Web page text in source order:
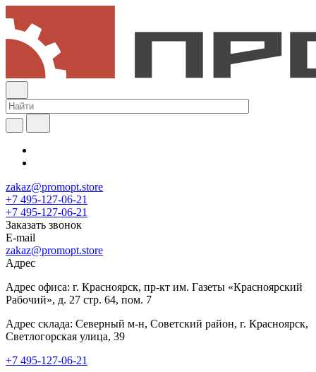
zakaz@promopt.store
+7 495-127-06-21
+7 495-127-06-21
Заказать звонок
E-mail
zakaz@promopt.store
Адрес
Адрес офиса: г. Красноярск, пр-кт им. Газеты «Красноярский
Рабочий», д. 27 стр. 64, пом. 7
Адрес склада: Северный м-н, Советский район, г. Красноярск,
Светлогорская улица, 39
+7 495-127-06-21